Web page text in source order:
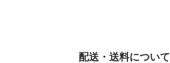
配送・送料について